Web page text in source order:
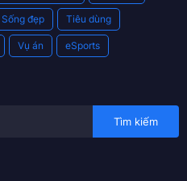
Sống đẹp Tiêu dùng
Vụ án eSports